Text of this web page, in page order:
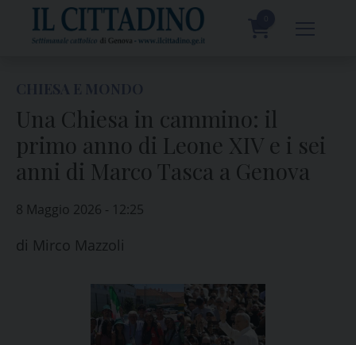
content
Una Chiesa in cammino: il
primo anno di Leone XIV e i sei
anni di Marco Tasca a Genova
8 Maggio 2026 - 12:25
di Mirco Mazzoli